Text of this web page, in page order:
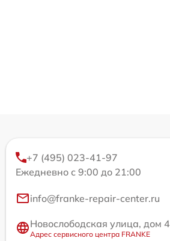
+7 (495) 023-41-97
Ежедневно с 9:00 до 21:00
info@franke-repair-center.ru
Новослободская улица, дом 4
Адрес сервисного центра FRANKE